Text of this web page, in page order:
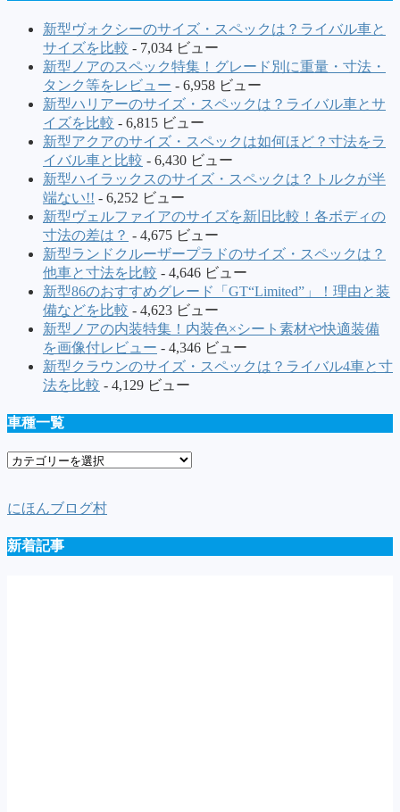
新型ヴォクシーのサイズ・スペックは？ライバル車と
サイズを比較 - 7,034 ビュー
新型ノアのスペック特集！グレード別に重量・寸法・
タンク等をレビュー - 6,958 ビュー
新型ハリアーのサイズ・スペックは？ライバル車とサ
イズを比較 - 6,815 ビュー
新型アクアのサイズ・スペックは如何ほど？寸法をラ
イバル車と比較 - 6,430 ビュー
新型ハイラックスのサイズ・スペックは？トルクが半
端ない!! - 6,252 ビュー
新型ヴェルファイアのサイズを新旧比較！各ボディの
寸法の差は？ - 4,675 ビュー
新型ランドクルーザープラドのサイズ・スペックは？
他車と寸法を比較 - 4,646 ビュー
新型86のおすすめグレード「GT“Limited”」！理由と装
備などを比較 - 4,623 ビュー
新型ノアの内装特集！内装色×シート素材や快適装備
を画像付レビュー - 4,346 ビュー
新型クラウンのサイズ・スペックは？ライバル4車と寸
法を比較 - 4,129 ビュー
車種一覧
車
覧
にほんブログ村
新着記事